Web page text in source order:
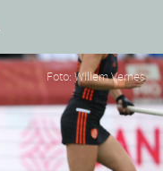
Foto: Willem Vernes